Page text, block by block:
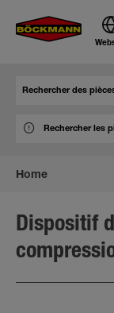
Home
Dispositif